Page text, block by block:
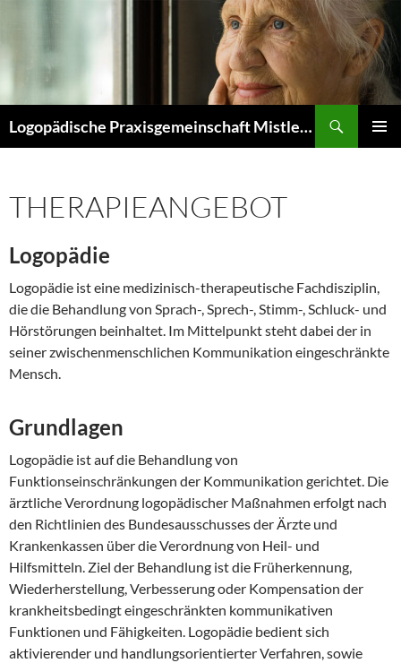
springen
Logopädische Praxisgemeinschaft Mistler/Bausch/Dannenfeld
THERAPIEANGEBOT
Logopädie
Logopädie ist eine medizinisch-therapeutische Fachdisziplin,
die die Behandlung von Sprach-, Sprech-, Stimm-, Schluck- und
Hörstörungen beinhaltet. Im Mittelpunkt steht dabei der in
seiner zwischenmenschlichen Kommunikation eingeschränkte
Mensch.
Grundlagen
Logopädie ist auf die Behandlung von
Funktionseinschränkungen der Kommunikation gerichtet. Die
ärztliche Verordnung logopädischer Maßnahmen erfolgt nach
den Richtlinien des Bundesausschusses der Ärzte und
Krankenkassen über die Verordnung von Heil- und
Hilfsmitteln. Ziel der Behandlung ist die Früherkennung,
Wiederherstellung, Verbesserung oder Kompensation der
krankheitsbedingt eingeschränkten kommunikativen
Funktionen und Fähigkeiten. Logopädie bedient sich
aktivierender und handlungsorientierter Verfahren, sowie